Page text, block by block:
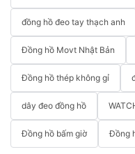
đồng hồ đeo tay thạch anh
Đồng hồ Movt Nhật Bản
Đồng hồ thép không gỉ
dây đeo đồng hồ
Đồng hồ bấm giờ Đồng